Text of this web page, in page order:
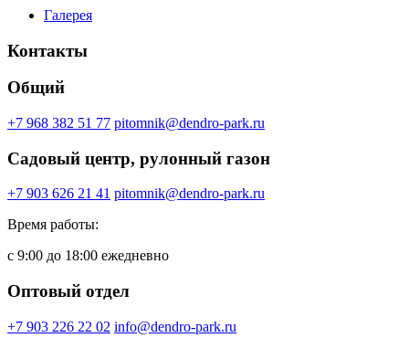
Галерея
Контакты
Общий
+7 968 382 51 77 pitomnik@dendro-park.ru
Садовый центр, рулонный газон
+7 903 626 21 41 pitomnik@dendro-park.ru
Время работы:
с 9:00 до 18:00 ежедневно
Оптовый отдел
+7 903 226 22 02 info@dendro-park.ru